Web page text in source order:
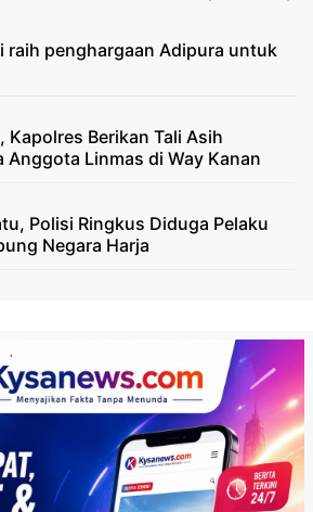
raih penghargaan Adipura untuk
Kapolres Berikan Tali Asih
Anggota Linmas di Way Kanan
Polisi Ringkus Diduga Pelaku
Negara Harja